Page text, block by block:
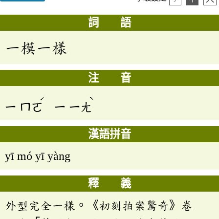
詞 語
一模一樣
注 音
ㄧ ㄇㄛ
ˊ
ㄧ ㄧㄤ
ˋ
漢語拼音
yī mó yī yàng
釋 義
外型完全一樣。《初刻拍案驚奇》卷